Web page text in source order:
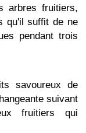
arbres fruitiers,
qu'il suffit de ne
pendant trois
savoureux de
suivant
fruitiers qui